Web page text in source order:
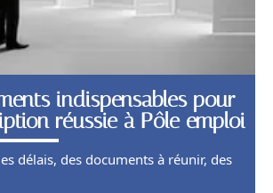
indispensables pour
réussie à Pôle emploi
délais, des documents à réunir, des